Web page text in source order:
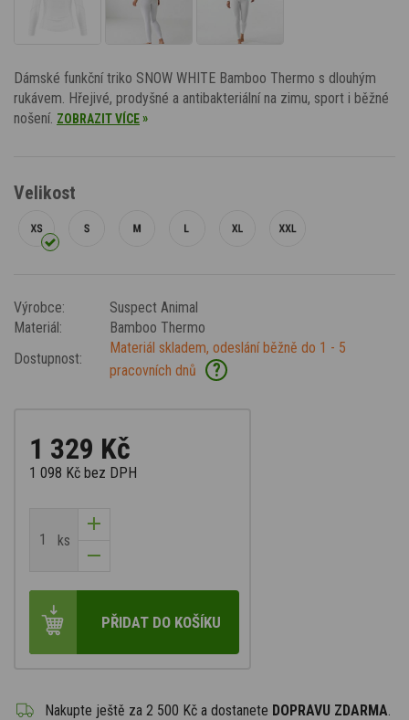
Dámské funkční triko SNOW WHITE Bamboo Thermo s dlouhým
rukávem. Hřejivé, prodyšné a antibakteriální na zimu, sport i běžné
nošení. ZOBRAZIT VÍCE»
Velikost
Výrobce:
Suspect Animal
Materiál:
Bamboo Thermo
Dostupnost:
Materiál skladem, odeslání běžně do 1 - 5
pracovních dnů
?
1 329 Kč
1 098 Kč bez DPH
ks
PŘIDAT DO KOŠÍKU
Nakupte ještě za 2 500 Kč a dostanete DOPRAVU ZDARMA